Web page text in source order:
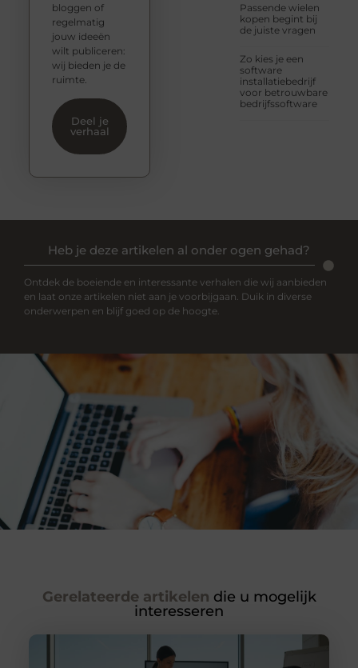
Passende wielen
kopen begint bij
de juiste vragen
Zo kies je een
software
installatiebedrijf
voor betrouwbare
bedrijfssoftware
bloggen of
regelmatig
jouw ideeën
wilt publiceren:
wij bieden je de
ruimte.
Deel je
verhaal
Heb je deze artikelen al onder ogen gehad?
Ontdek de boeiende en interessante verhalen die wij aanbieden
en laat onze artikelen niet aan je voorbijgaan. Duik in diverse
onderwerpen en blijf goed op de hoogte.
Gerelateerde artikelen die u mogelijk
interesseren